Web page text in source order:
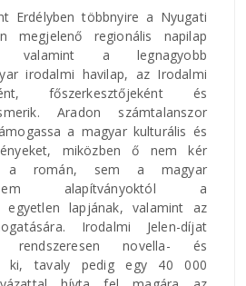
Erdélyben többnyire a Nyugati
megjelenő regionális napilap
valamint a legnagyobb
irodalmi havilap, az Irodalmi
főszerkesztőjeként és
Aradon számtalanszor
a magyar kulturális és
miközben ő nem kér
a román, sem a magyar
alapítványoktól a
egyetlen lapjának, valamint az
Irodalmi Jelen-díjat
rendszeresen novella- és
ki, tavaly pedig egy 40 000